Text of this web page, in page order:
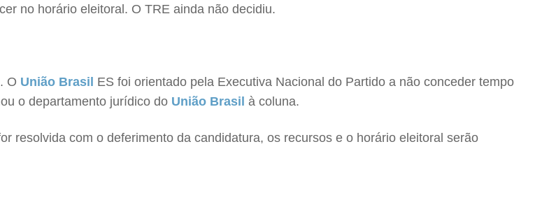
no horário eleitoral. O TRE ainda não decidiu.
O União Brasil ES foi orientado pela Executiva Nacional do Partido a não conceder tempo
o departamento jurídico do União Brasil à coluna.
resolvida com o deferimento da candidatura, os recursos e o horário eleitoral serão